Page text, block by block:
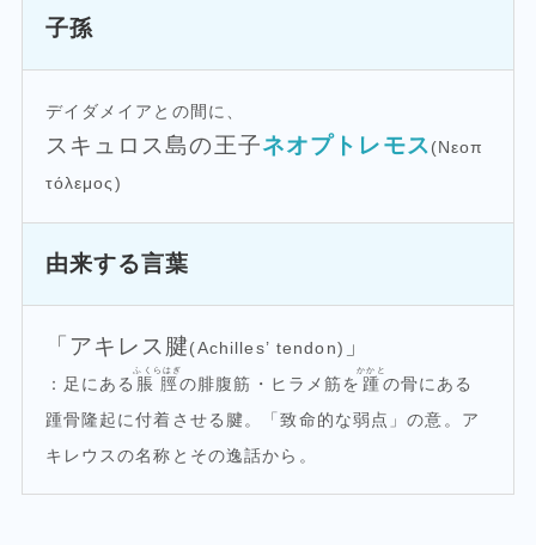
子孫
デイダメイアとの間に、
スキュロス島の王子ネオプトレモス(Νεοπ
τόλεμος)
由来する言葉
「アキレス腱(Achilles’ tendon) 」
：足にある 脹脛
ふくらはぎ
の腓腹筋・ヒラメ筋を 踵
かかと
の骨にある
踵骨隆起に付着させる腱。「致命的な弱点」の意。ア
キレウスの名称とその逸話から。